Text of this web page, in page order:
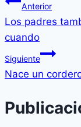
Anterior
Los padres
cuando
Siguiente
Nace un